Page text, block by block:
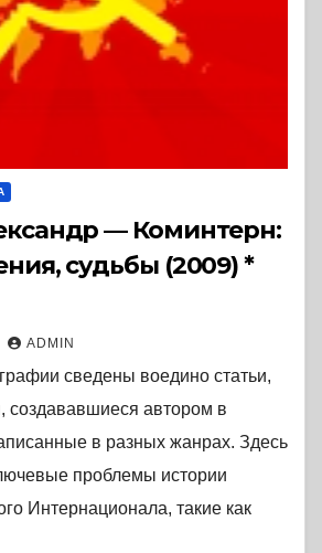
— Коминтерн:
судьбы (2009) *
ADMIN
сведены воедино статьи,
создававшиеся автором в
в разных жанрах. Здесь
проблемы истории
Интернационала, такие как